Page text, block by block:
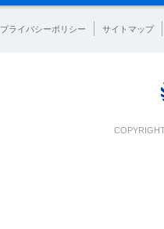
プライバシーポリシー サイトマップ